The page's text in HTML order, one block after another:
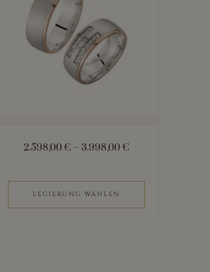
2.598,00€ –3.998,00€
LEGIERUNG WÄHLEN
Produktseite